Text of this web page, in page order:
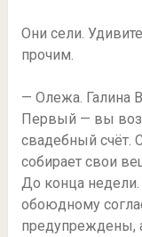
Они сели.
прочим.
— Олежа. Галина
Первый — вы
свадебный счёт.
собирает свои
До конца недели.
обоюдному
предупреждены,